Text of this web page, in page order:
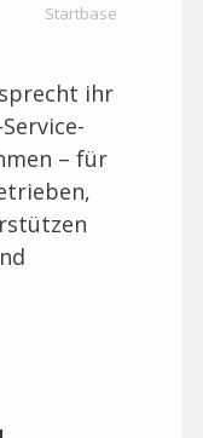
Startbase
ihr
– für